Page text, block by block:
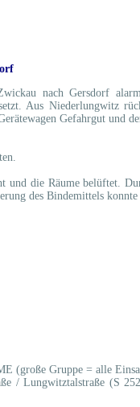
nach Gersdorf
Aus Niederlungwitz
Gefahrgut und
die Räume belüftet.
des Bindemittels konnte
(große Gruppe = alle
/ Lungwitztalstraße (S